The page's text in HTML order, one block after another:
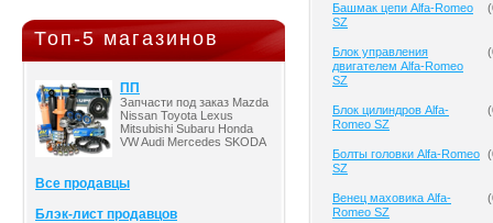
Топ-5 магазинов
ПП
Запчасти под заказ Mazda
Nissan Toyota Lexus
Mitsubishi Subaru Honda
VW Audi Mercedes SKODA
Все продавцы
Блэк-лист продавцов
Башмак цепи Alfa-Romeo
SZ
(
Блок управления
двигателем Alfa-Romeo
SZ
(
Блок цилиндров Alfa-
Romeo SZ
(
Болты головки Alfa-Romeo
SZ
(
Венец маховика Alfa-
Romeo SZ
(